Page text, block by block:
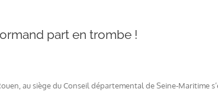
part en trombe !
au siège du Conseil départemental de Seine-Maritime